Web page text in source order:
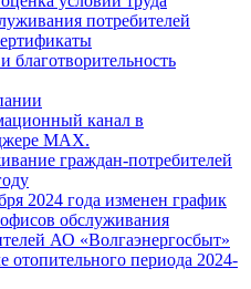
потребителей
благотворительность
канал в
MAX.
граждан-потребителей
2024 года изменен график
обслуживания
АО «Волгаэнергосбыт»
отопительного периода 2024-